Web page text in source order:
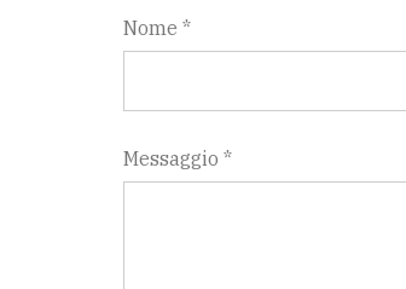
Nome *
Messaggio *